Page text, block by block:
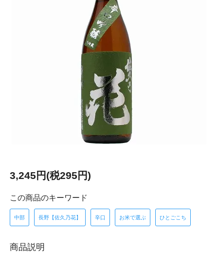
3,245円(税295円)
この商品のキーワード
中部 長野【佐久乃花】 辛口 お米で選ぶ ひとごこち
商品説明